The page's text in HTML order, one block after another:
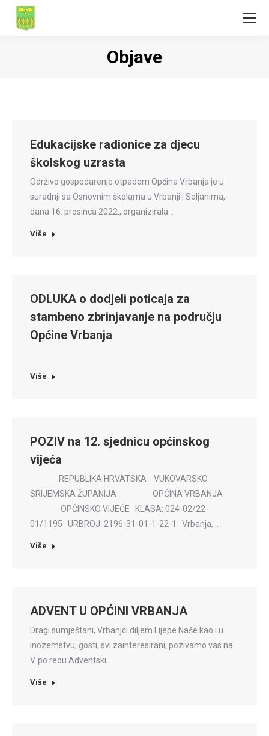
Objave
Edukacijske radionice za djecu
školskog uzrasta
Održivo gospodarenje otpadom Općina Vrbanja je u
suradnji sa Osnovnim školama u Vrbanji i Soljanima,
dana 16. prosinca 2022., organizirala…
Više
ODLUKA o dodjeli poticaja za
stambeno zbrinjavanje na području
Općine Vrbanja
Više
POZIV na 12. sjednicu općinskog
vijeća
REPUBLIKA HRVATSKA VUKOVARSKO-
SRIJEMSKA ŽUPANIJA OPĆINA VRBANJA
OPĆINSKO VIJEĆE KLASA: 024-02/22-
01/1195 URBROJ: 2196-31-01-1-22-1 Vrbanja,…
Više
ADVENT U OPĆINI VRBANJA
Dragi sumještani, Vrbanjci diljem Lijepe Naše kao i u
inozemstvu, gosti, svi zainteresirani, pozivamo vas na
V. po redu Adventski…
Više